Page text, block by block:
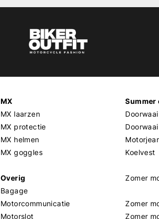
MX
MX laarzen
MX protectie
MX helmen
MX goggles
Overig
Bagage
Motorcommunicatie
Motorslot
Summer
Koelvest
Zomer
Zomer
Zomer